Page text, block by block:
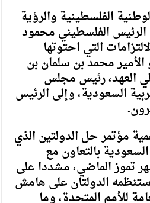
الفلسطينية والرؤية
الرئيس الفلسطيني محمود
التي احتوتها
محمد بن سلمان بن
العهد، رئيس مجلس
السعودية، وإلى الرئيس
مؤتمر حل الدولتين الذي
بالتعاون مع
تموز الماضي، مشددا على
ستنظمه الدولتان على هامش
للأمم المتحدة، وما